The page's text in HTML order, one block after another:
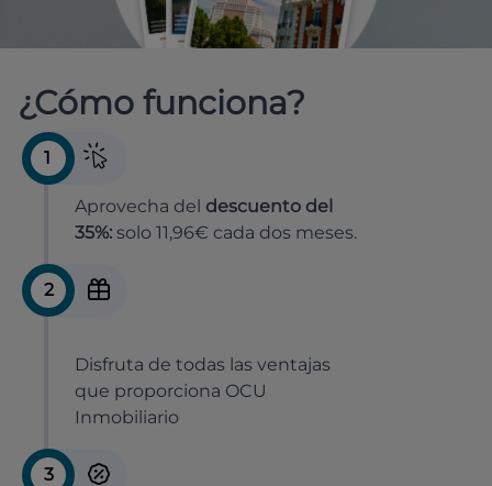
¿Cómo funciona?
1
Aprovecha del descuento del
35%: solo 11,96€ cada dos meses.
2
Disfruta de todas las ventajas
que proporciona OCU
Inmobiliario
3